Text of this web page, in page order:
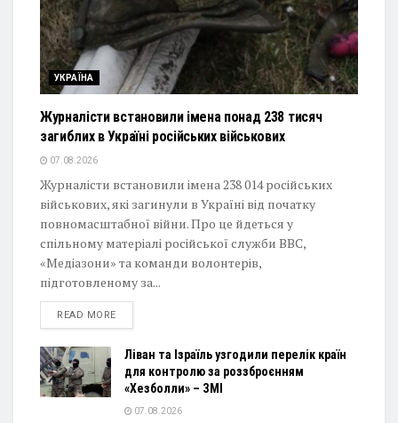
УКРАЇНА
Журналісти встановили імена понад 238 тисяч
загиблих в Україні російських військових
07.08.2026
Журналісти встановили імена 238 014 російських
військових, які загинули в Україні від початку
повномасштабної війни. Про це йдеться у
спільному матеріалі російської служби BBC,
«Медіазони» та команди волонтерів,
підготовленому за...
READ MOREDETAILS
Ліван та Ізраїль узгодили перелік країн
для контролю за роззброєнням
«Хезболли» – ЗМІ
07.08.2026